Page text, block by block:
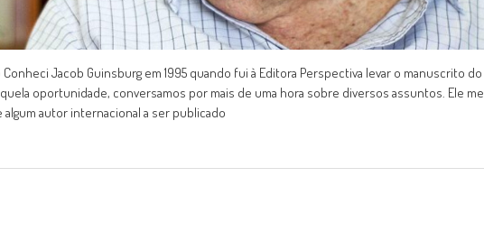
Jacob Guinsburg em 1995 quando fui à Editora Perspectiva levar o manuscrito do
oportunidade, conversamos por mais de uma hora sobre diversos assuntos. Ele me
autor internacional a ser publicado